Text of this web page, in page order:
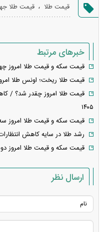
قیمت طلا ، قیمت طلا
خبرهای مرتبط
قیمت سکه و قیمت طلا امروز چهارشنبه ۱۷ تیر
قیمت طلا ریخت؛ اونس طلا
۱۴۰۵
قیمت سکه و قیمت طلا امروز سه‌شنبه ۱۶ تیر
رشد طلا در سایه کاهش
قیمت سکه و قیمت طلا امروز دوشنبه ۱۵ تیر
ارسال نظر